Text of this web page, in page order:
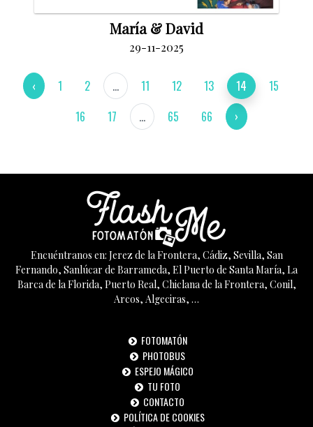
María & David
29-11-2025
‹ 1 2 ... 11 12 13 14
15
16
17 ... 65 66 ›
Encuéntranos en: Jerez de la Frontera, Cádiz, Sevilla, San
Fernando, Sanlúcar de Barrameda, El Puerto de Santa María, La
Barca de la Florida, Puerto Real, Chiclana de la Frontera, Conil,
Arcos, Algeciras, …
FOTOMATÓN
PHOTOBUS
ESPEJO MÁGICO
TU FOTO
CONTACTO
POLÍTICA DE COOKIES